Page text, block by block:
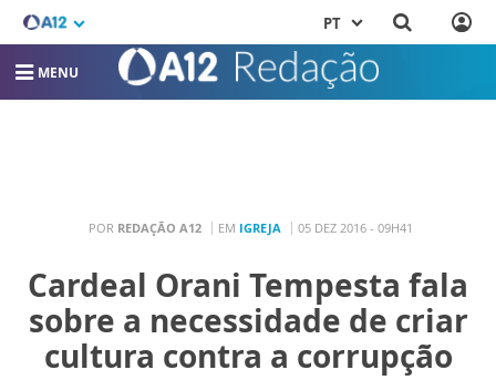
PT
MENU
POR REDAÇÃO A12 EM IGREJA 05 DEZ 2016 - 09H41
Cardeal Orani Tempesta fala
sobre a necessidade de criar
cultura contra a corrupção